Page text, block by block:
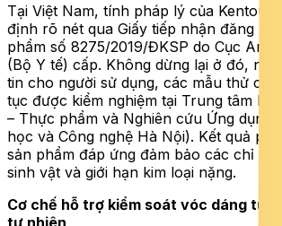
Tại Việt Nam, tính pháp lý của
định rõ nét qua Giấy tiếp nhận đăng ký
phẩm số 8275/2019/ĐKSP do Cục An
(Bộ Y tế) cấp. Không dừng lại ở đó,
tin cho người sử dụng, các mẫu thử của
tục được kiểm nghiệm tại Trung tâm
– Thực phẩm và Nghiên cứu Ứng dụng
học và Công nghệ Hà Nội). Kết quả
sản phẩm đáp ứng đảm bảo các chỉ tiêu
sinh vật và giới hạn kim loại nặng.
Cơ chế hỗ trợ kiểm soát vóc dáng từ
tự nhiên